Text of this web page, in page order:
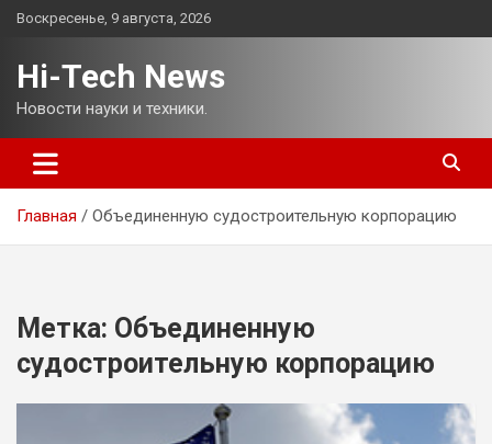
Перейти
Воскресенье, 9 августа, 2026
Hi-Tech News
Новости науки и техники.
Главная Объединенную судостроительную корпорацию
Метка: Объединенную
судостроительную корпорацию